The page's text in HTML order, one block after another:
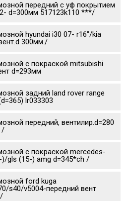
передний с уф покрытием
d=300мм 517123k110 ***/
hyundai i30 07- r16"/kia
300мм./
с покраской mitsubishi
d=293мм
задний land rover range
lr033303
передний, вентилир.d=280
/
с покраской mercedes-
gls (15-) amg d=345*ch /
ford kuga
s40/v5004-передний вент